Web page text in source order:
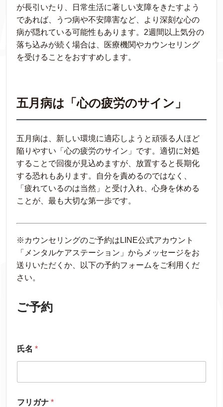
が長引いたり、日常生活に著しい支障をきたすよう
であれば、うつ病や不安障害など、より深刻な心の
病が隠れている可能性もあります。2週間以上気分の
落ち込みが続く場合は、医療機関やカウンセリング
を受けることをおすすめします。
五月病は「心の疲労のサイン」
五月病は、新しい環境に適応しようと頑張る人ほど
陥りやすい「心の疲労のサイン」です。適切に対処
することで回復が見込めますが、放置すると長期化
する恐れもあります。自分を責めるのではなく、
「疲れているのは当然」と受け入れ、心身を休める
ことが、最も大切な第一歩です。
※カウンセリングのご予約はLINE公式アカウント
「メンタルケアステーション」からメッセージをお
送りいただくか、以下の予約フォームをご利用くだ
さい。
ご予約
氏名 *
フリガナ *